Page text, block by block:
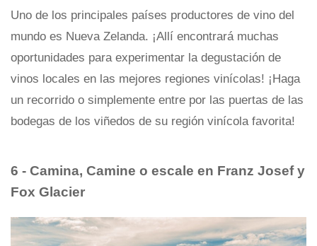
Uno de los principales países productores de vino del
mundo es Nueva Zelanda. ¡Allí encontrará muchas
oportunidades para experimentar la degustación de
vinos locales en las mejores regiones vinícolas! ¡Haga
un recorrido o simplemente entre por las puertas de las
bodegas de los viñedos de su región vinícola favorita!
6 - Camina, Camine o escale en Franz Josef y
Fox Glacier